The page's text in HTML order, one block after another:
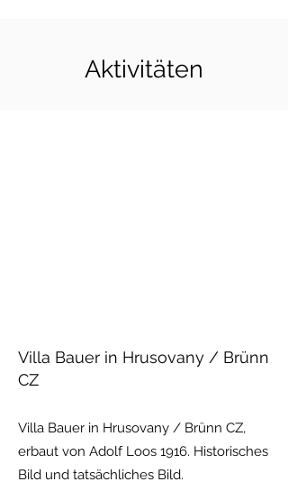
Aktivitäten
Villa Bauer in Hrusovany / Brünn
CZ
Villa Bauer in Hrusovany / Brünn CZ,
erbaut von Adolf Loos 1916. Historisches
Bild und tatsächliches Bild.